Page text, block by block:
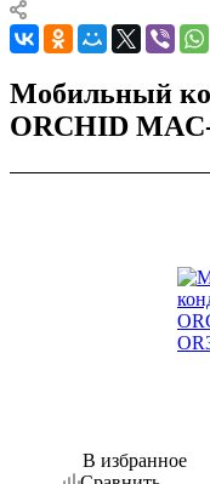
Мобильный
ORCHID
В избранное